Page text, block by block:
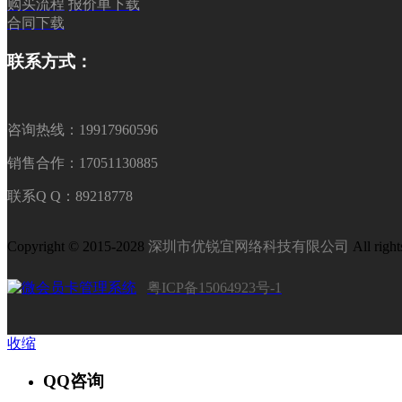
购买流程 报价单下载
合同下载
联系方式：
咨询热线：19917960596
销售合作：17051130885
联系Q Q：89218778
Copyright © 2015-2028 深圳市优锐宜网络科技有限公司 All
粤ICP备15064923号-1
收缩
QQ咨询